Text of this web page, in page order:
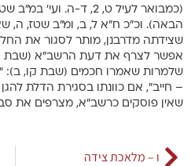
(כמבואר לעיל ט, 2, ד-ה.
הבאה). וכ”כ ח”א ל, ב, ומ”ב שטז, ה,
שצידתה מדרבנן, מותר לסגור את
אפשר לצרף את דעת הרשב”א (שבת
שלמרות שאמרו חכמים (שבת קו, ב):
– חייב”, אם כוונתו בסגירת הדלת
שאין פוסקים כרשב”א, מצרפים את
ו – מלאכת צידה